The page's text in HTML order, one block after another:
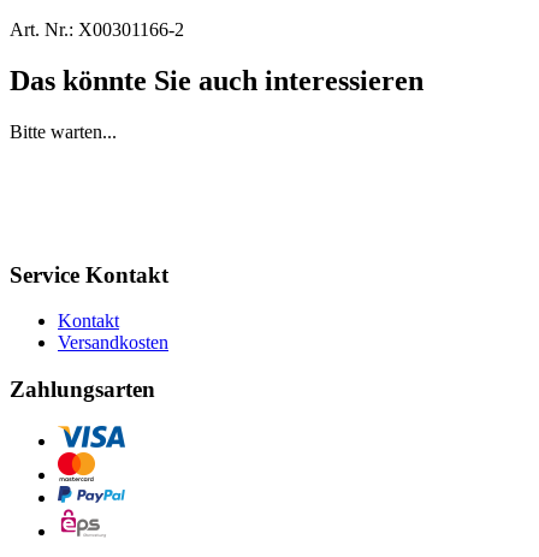
Art. Nr.: X00301166-2
Das könnte Sie auch interessieren
Bitte warten...
Service Kontakt
Kontakt
Versandkosten
Zahlungsarten